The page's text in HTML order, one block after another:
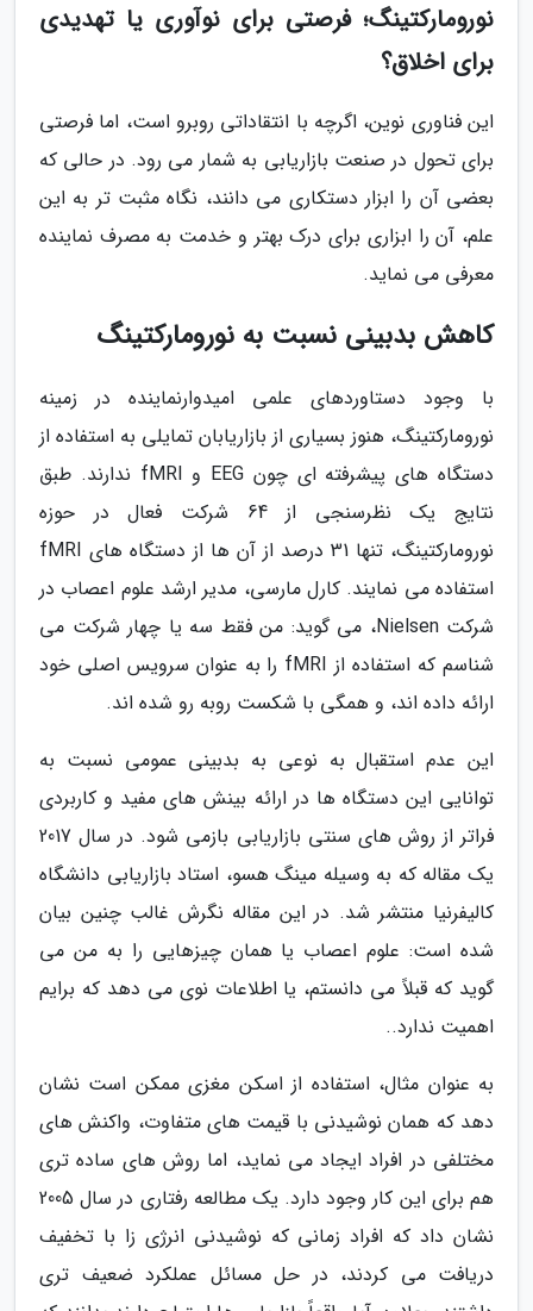
نورومارکتینگ؛ فرصتی برای نوآوری یا تهدیدی
برای اخلاق؟
این فناوری نوین، اگرچه با انتقاداتی روبرو است، اما فرصتی
برای تحول در صنعت بازاریابی به شمار می رود. در حالی که
بعضی آن را ابزار دستکاری می دانند، نگاه مثبت تر به این
علم، آن را ابزاری برای درک بهتر و خدمت به مصرف نماینده
معرفی می نماید.
کاهش بدبینی نسبت به نورومارکتینگ
با وجود دستاوردهای علمی امیدوارنماینده در زمینه
نورومارکتینگ، هنوز بسیاری از بازاریابان تمایلی به استفاده از
دستگاه های پیشرفته ای چون EEG و fMRI ندارند. طبق
نتایج یک نظرسنجی از 64 شرکت فعال در حوزه
نورومارکتینگ، تنها 31 درصد از آن ها از دستگاه های fMRI
استفاده می نمایند. کارل مارسی، مدیر ارشد علوم اعصاب در
شرکت Nielsen، می گوید: من فقط سه یا چهار شرکت می
شناسم که استفاده از fMRI را به عنوان سرویس اصلی خود
ارائه داده اند، و همگی با شکست روبه رو شده اند.
این عدم استقبال به نوعی به بدبینی عمومی نسبت به
توانایی این دستگاه ها در ارائه بینش های مفید و کاربردی
فراتر از روش های سنتی بازاریابی بازمی شود. در سال 2017
یک مقاله که به وسیله مینگ هسو، استاد بازاریابی دانشگاه
کالیفرنیا منتشر شد. در این مقاله نگرش غالب چنین بیان
شده است: علوم اعصاب یا همان چیزهایی را به من می
گوید که قبلاً می دانستم، یا اطلاعات نوی می دهد که برایم
اهمیت ندارد..
به عنوان مثال، استفاده از اسکن مغزی ممکن است نشان
دهد که همان نوشیدنی با قیمت های متفاوت، واکنش های
مختلفی در افراد ایجاد می نماید، اما روش های ساده تری
هم برای این کار وجود دارد. یک مطالعه رفتاری در سال 2005
نشان داد که افراد زمانی که نوشیدنی انرژی زا با تخفیف
دریافت می کردند، در حل مسائل عملکرد ضعیف تری